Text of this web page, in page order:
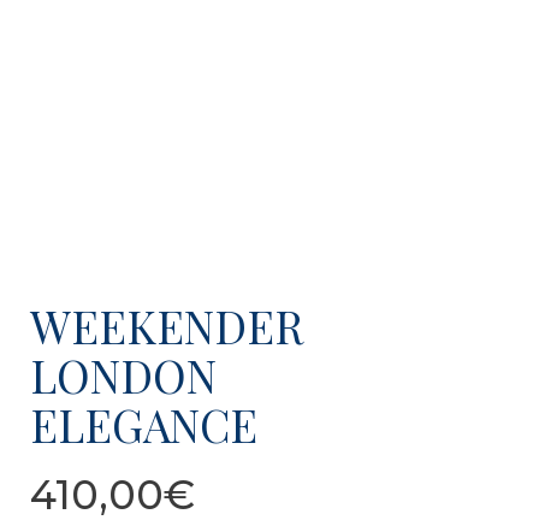
WEEKENDER
LONDON
ELEGANCE
410,00€